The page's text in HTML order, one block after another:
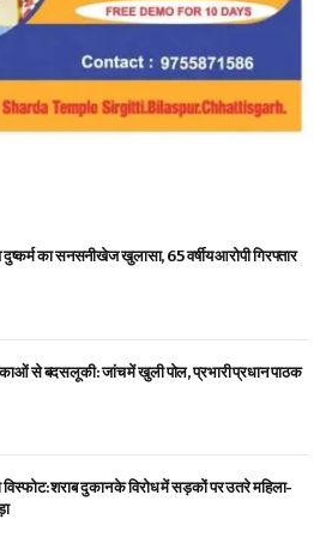
का सनसनीखेज खुलासा, 65 वर्षीय आरोपी गिरफ्तार
से बदसलूकी: जांच में खुली पोल, प्रभारी प्रधान पाठक
शराब दुकान के विरोध में सड़कों पर उतरे महिला-